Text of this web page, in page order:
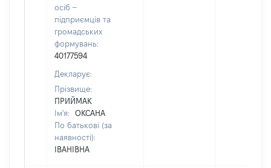
осіб –
підприємців та
громадських
формувань:
40177594
Декларує:
Прізвище:
ПРИЙМАК
Ім'я:
ОКСАНА
По батькові (за
наявності):
ІВАНІВНА